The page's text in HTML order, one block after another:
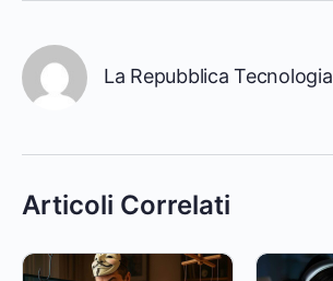
La Repubblica Tecnologia
Articoli Correlati